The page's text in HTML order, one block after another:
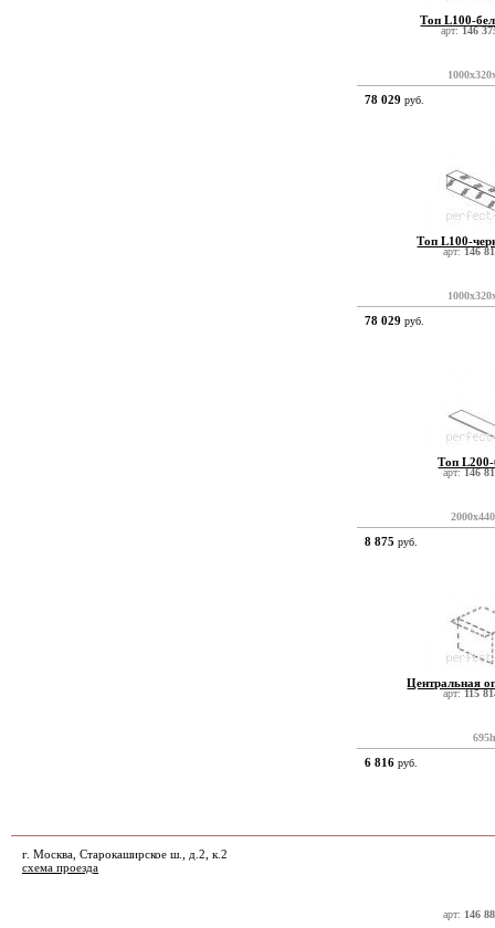
арт:146
Топ L100-
арт:146
78 029 руб.
Топ L100-
арт:146
78 029 руб.
Топ
арт:115
8 875 руб.
Центральная
арт: 146
695h
6 816 руб.
г. Москва, Старокаширское ш., д.2, к.2
схема проезда